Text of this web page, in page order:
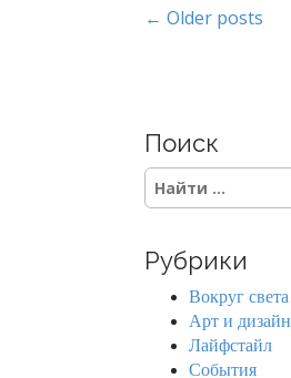
P
t
s
n
a
← Older posts
Поиск
S
e
c
Рубрики
Вокруг света
Арт и дизайн
Лайфстайл
События